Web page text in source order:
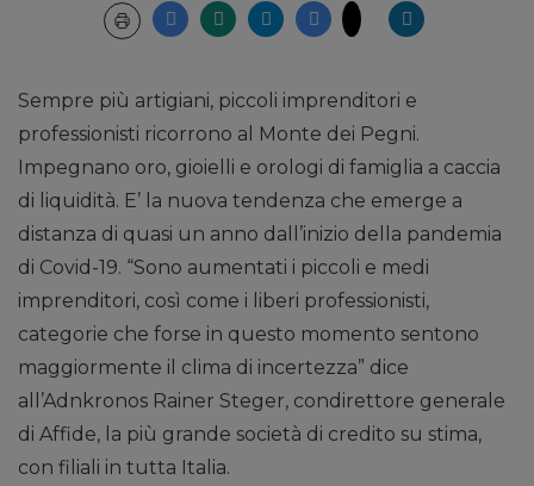
Sempre più artigiani, piccoli imprenditori e
professionisti ricorrono al Monte dei Pegni.
Impegnano oro, gioielli e orologi di famiglia a caccia
di liquidità. E’ la nuova tendenza che emerge a
distanza di quasi un anno dall’inizio della pandemia
di Covid-19. “Sono aumentati i piccoli e medi
imprenditori, così come i liberi professionisti,
categorie che forse in questo momento sentono
maggiormente il clima di incertezza” dice
all’Adnkronos Rainer Steger, condirettore generale
di Affide, la più grande società di credito su stima,
con filiali in tutta Italia.